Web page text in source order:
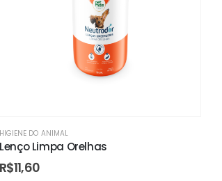
HIGIENE DO ANIMAL
Lenço Limpa Orelhas
R$11,60